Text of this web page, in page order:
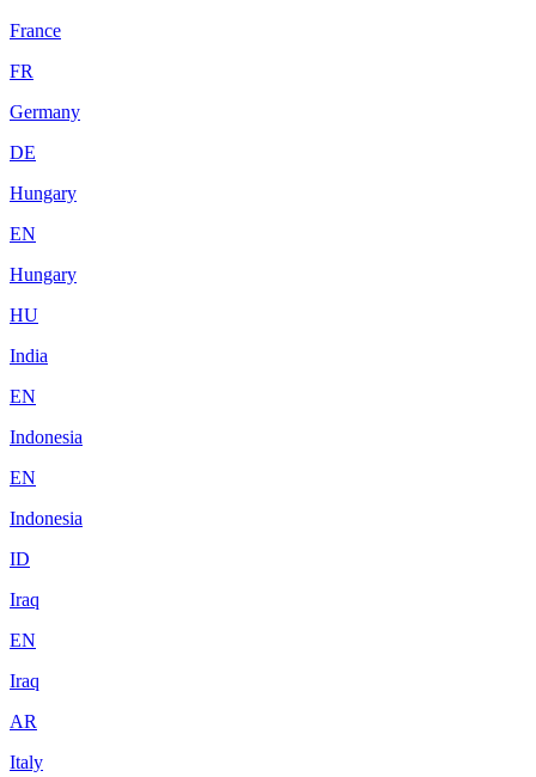
France
FR
Germany
DE
Hungary
EN
Hungary
HU
India
EN
Indonesia
EN
Indonesia
ID
Iraq
EN
Iraq
AR
Italy